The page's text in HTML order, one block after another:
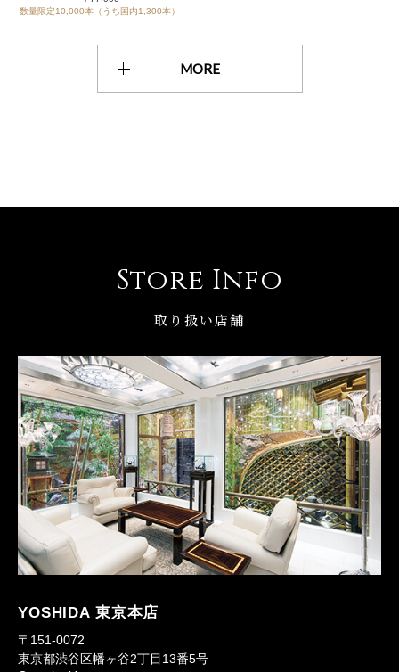
数量限定10,000本（うち国内1,300本）
MORE
Store Info
取り扱い店舗
YOSHIDA 東京本店
〒151-0072
東京都渋谷区幡ヶ谷2丁目13番5号